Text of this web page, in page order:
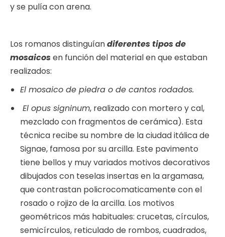
y se pulía con arena.
Los romanos distinguíandiferentes tipos de
mosaicosen función del material en que estaban
realizados:
El mosaico de piedra o de cantos rodados.
El opus signinum, realizado con mortero y cal,
mezclado con fragmentos de cerámica). Esta
técnica recibe su nombre de la ciudad itálica de
Signae, famosa por su arcilla. Este pavimento
tiene bellos y muy variados motivos decorativos
dibujados con teselas insertas en la argamasa,
que contrastan policrocomaticamente con el
rosado o rojizo de la arcilla. Los motivos
geométricos más habituales: crucetas, círculos,
semicírculos, reticulado de rombos, cuadrados,